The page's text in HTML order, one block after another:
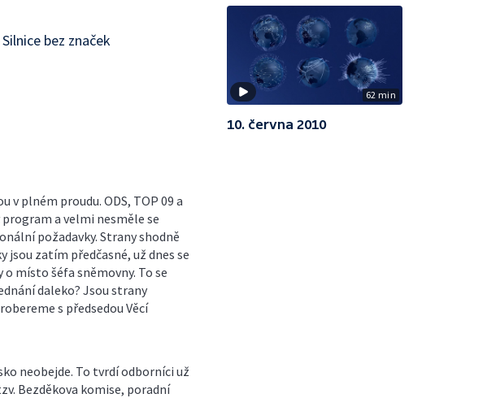
bez značek
v plném proudu. ODS, TOP 09 a
a velmi nesměle se
požadavky. Strany shodně
zatím předčasné, už dnes se
místo šéfa sněmovny. To se
daleko? Jsou strany
s předsedou Věcí
neobejde. To tvrdí odborníci už
Bezděkova komise, poradní
62 min
10. června 2010